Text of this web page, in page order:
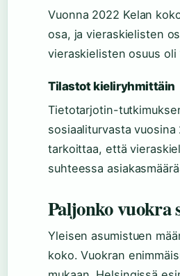
Vuonna 2022 Kelan
osa, ja vieraskielisten
vieraskielisten osuus oli
Tilastot kieliryhmittäin
Tietotarjotin-
sosiaaliturvasta
tarkoittaa, että
suhteessa
Paljonko vuokra
Yleisen asumistuen
koko. Vuokran